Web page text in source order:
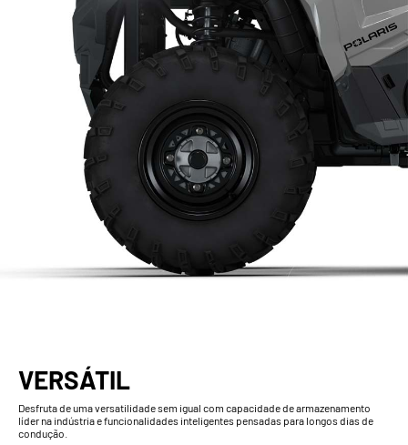
VERSÁTIL
Desfruta de uma versatilidade sem igual com capacidade de armazenamento
líder na indústria e funcionalidades inteligentes pensadas para longos dias de
condução.